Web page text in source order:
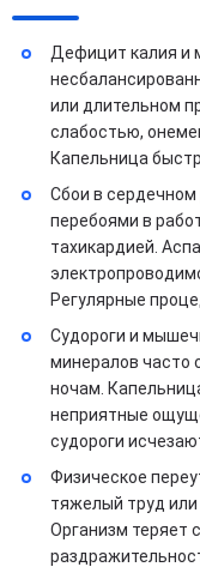
Дефицит калия и
или длительном
слабостью,
Капельница
Сбои в
перебоями в
тахикардией.
Регулярные
Судороги и
минералов часто
ночам.
неприятные
судороги
Физическое
тяжелый труд
Организм теряет